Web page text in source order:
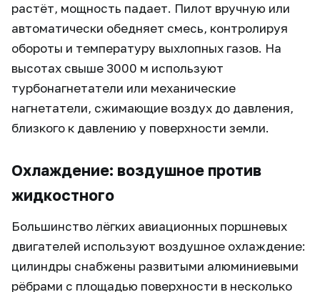
растёт, мощность падает. Пилот вручную или
автоматически обедняет смесь, контролируя
обороты и температуру выхлопных газов. На
высотах свыше 3000 м используют
турбонагнетатели или механические
нагнетатели, сжимающие воздух до давления,
близкого к давлению у поверхности земли.
Охлаждение: воздушное против
жидкостного
Большинство лёгких авиационных поршневых
двигателей используют воздушное охлаждение:
цилиндры снабжены развитыми алюминиевыми
рёбрами с площадью поверхности в несколько